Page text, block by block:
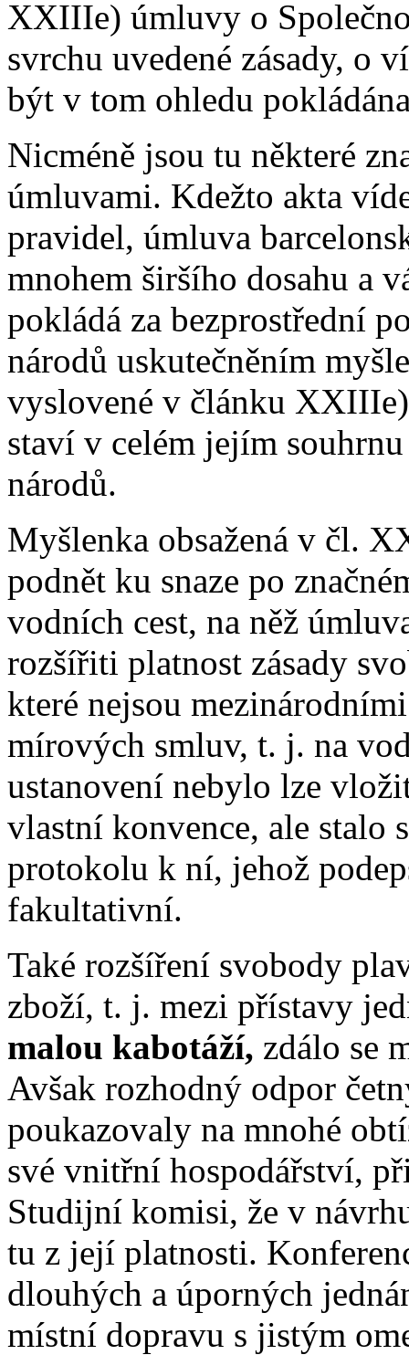
XXIIIe) úmluvy o
svrchu uvedené zásady, o
být v tom ohledu
Nicméně jsou tu některé
úmluvami. Kdežto akta
pravidel, úmluva
mnohem širšího dosahu a
pokládá za bezprostřední
národů uskutečněním
vyslovené v článku
staví v celém jejím
národů.
Myšlenka obsažená v čl.
podnět ku snaze po
vodních cest, na něž
rozšířiti platnost zásady
které nejsou
mírových smluv, t. j. na
ustanovení nebylo lze
vlastní konvence, ale stalo
protokolu k ní, jehož
fakultativní.
Také rozšíření svobody
zboží, t. j. mezi přístavy
malou kabotáží, zdálo se
Avšak rozhodný odpor
poukazovaly na mnohé
své vnitřní hospodářství,
Studijní komisi, že v
tu z její platnosti.
dlouhých a úporných
místní dopravu s jistým